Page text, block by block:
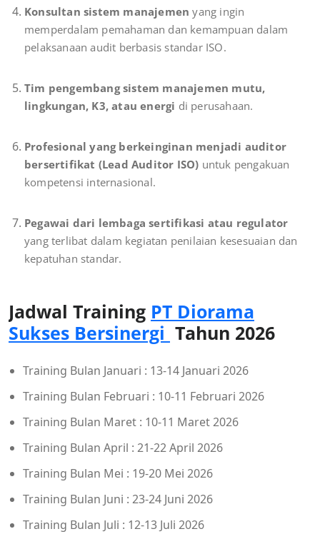
Konsultan sistem manajemen yang ingin
memperdalam pemahaman dan kemampuan dalam
pelaksanaan audit berbasis standar ISO.
Tim pengembang sistem manajemen mutu,
lingkungan, K3, atau energi di perusahaan.
Profesional yang berkeinginan menjadi auditor
bersertifikat (Lead Auditor ISO) untuk pengakuan
kompetensi internasional.
Pegawai dari lembaga sertifikasi atau regulator
yang terlibat dalam kegiatan penilaian kesesuaian dan
kepatuhan standar.
Jadwal Training PT Diorama
Sukses Bersinergi Tahun 2026
Training Bulan Januari : 13-14 Januari 2026
Training Bulan Februari : 10-11 Februari 2026
Training Bulan Maret : 10-11 Maret 2026
Training Bulan April : 21-22 April 2026
Training Bulan Mei : 19-20 Mei 2026
Training Bulan Juni : 23-24 Juni 2026
Training Bulan Juli : 12-13 Juli 2026